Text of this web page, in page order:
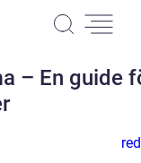
– En guide